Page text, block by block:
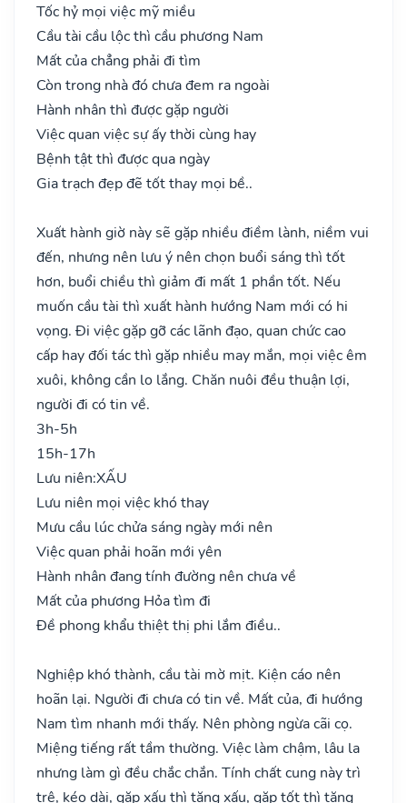
Tốc hỷ mọi việc mỹ miều
Cầu tài cầu lộc thì cầu phương Nam
Mất của chẳng phải đi tìm
Còn trong nhà đó chưa đem ra ngoài
Hành nhân thì được gặp người
Việc quan việc sự ấy thời cùng hay
Bệnh tật thì được qua ngày
Gia trạch đẹp đẽ tốt thay mọi bề..
Xuất hành giờ này sẽ gặp nhiều điềm lành, niềm vui
đến, nhưng nên lưu ý nên chọn buổi sáng thì tốt
hơn, buổi chiều thì giảm đi mất 1 phần tốt. Nếu
muốn cầu tài thì xuất hành hướng Nam mới có hi
vọng. Đi việc gặp gỡ các lãnh đạo, quan chức cao
cấp hay đối tác thì gặp nhiều may mắn, mọi việc êm
xuôi, không cần lo lắng. Chăn nuôi đều thuận lợi,
người đi có tin về.
3h-5h
15h-17h
Lưu niên:XẤU
Lưu niên mọi việc khó thay
Mưu cầu lúc chửa sáng ngày mới nên
Việc quan phải hoãn mới yên
Hành nhân đang tính đường nên chưa về
Mất của phương Hỏa tìm đi
Đề phong khẩu thiệt thị phi lắm điều..
Nghiệp khó thành, cầu tài mờ mịt. Kiện cáo nên
hoãn lại. Người đi chưa có tin về. Mất của, đi hướng
Nam tìm nhanh mới thấy. Nên phòng ngừa cãi cọ.
Miệng tiếng rất tầm thường. Việc làm chậm, lâu la
nhưng làm gì đều chắc chắn. Tính chất cung này trì
trệ, kéo dài, gặp xấu thì tăng xấu, gặp tốt thì tăng